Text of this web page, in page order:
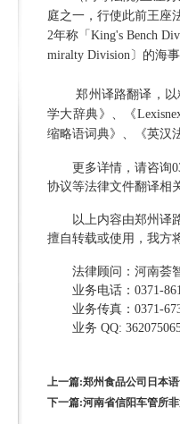
庭之一，行使此前王座
2年称「King's Bench
miralty Division 〕的海
郑州译路翻译，
学大辞典》 、《
缩略语词典》、《英汉
更多详情，请咨询
协议等法律文件翻译相
以上内容由郑州译
擅自转载或使用，我方
法律顾问：河南荟
业务电话：0371-
业务传真：0371-
业务 QQ:
上一篇:郑州食品公司日本
下一篇:河南省信阳车管所